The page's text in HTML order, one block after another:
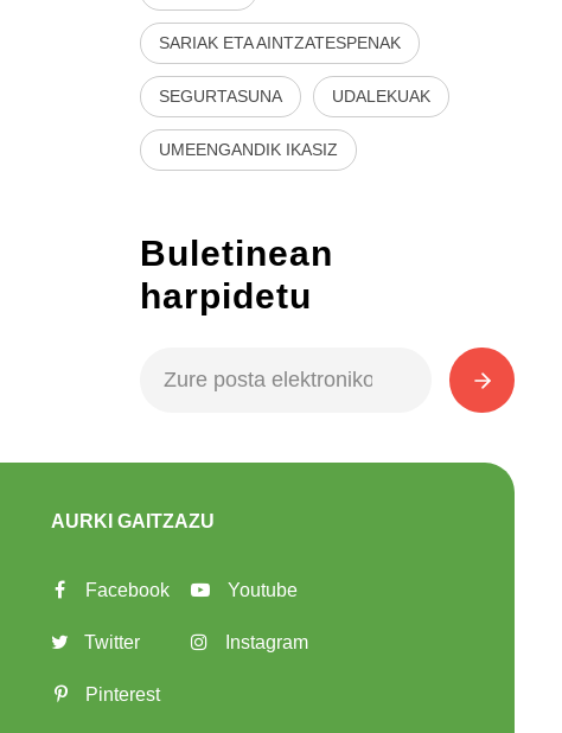
SARIAK ETA AINTZATESPENAK
SEGURTASUNA UDALEKUAK
UMEENGANDIK IKASIZ
Buletinean
harpidetu
AURKI GAITZAZU
Facebook
Twitter
Pinterest
Youtube
Instagram